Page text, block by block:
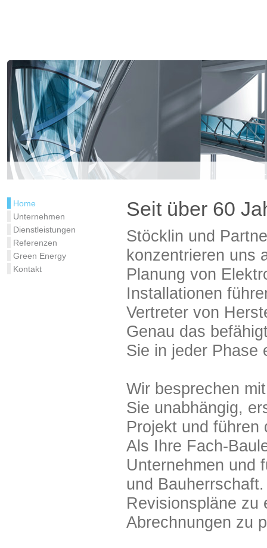
Home
Unternehmen
Dienstleistungen
Referenzen
Green Energy
Kontakt
Seit über 60
Stöcklin und
konzentrieren uns
Planung von
Installationen
Vertreter von
Genau das
Sie in jeder Phase
Wir besprechen
Sie unabhängig,
Projekt und führen
Als Ihre Fach-
Unternehmen und
und
Revisionspläne zu
Abrechnungen zu